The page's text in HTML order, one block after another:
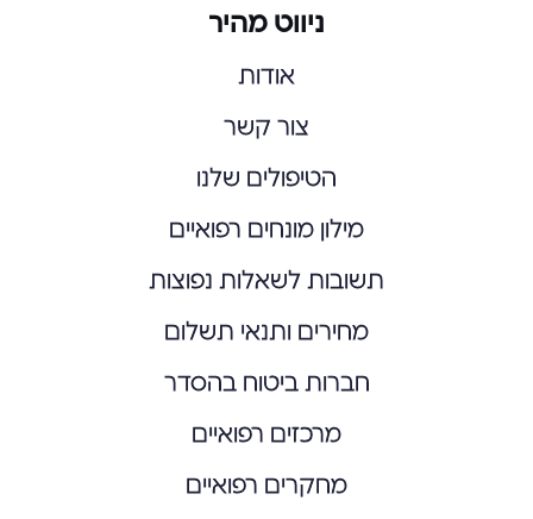
ניווט מהיר
אודות
צור קשר
הטיפולים שלנו
מילון מונחים רפואיים
תשובות לשאלות נפוצות
מחירים ותנאי תשלום
חברות ביטוח בהסדר
מרכזים רפואיים
מחקרים רפואיים